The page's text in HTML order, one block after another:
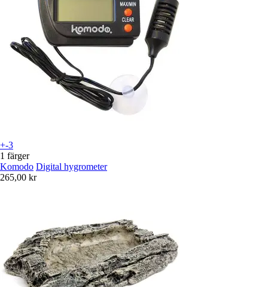
+-3
1 färger
Komodo Digital hygrometer
265,00 kr